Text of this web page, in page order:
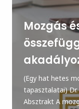
Mozgás
(Egy hat hetes
tapasztalatai)
Absztrakt A